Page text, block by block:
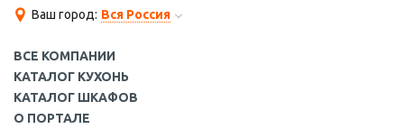
Ваш город: Вся Россия
ВСЕ КОМПАНИИ
КАТАЛОГ КУХОНЬ
КАТАЛОГ ШКАФОВ
О ПОРТАЛЕ